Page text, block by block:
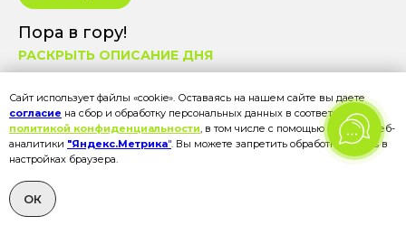
Пора в гору!
РАСКРЫТЬ ОПИСАНИЕ ДНЯ
Сайт использует файлы «cookie». Оставаясь на нашем сайте вы даете
согласие на сбор и обработку персональных данных в соответствии с
политикой конфиденциальности, в том числе с помощью сервиса веб-
аналитики "Яндекс.Метрика". Вы можете запретить обработку cookies в
настройках браузера.
ОК